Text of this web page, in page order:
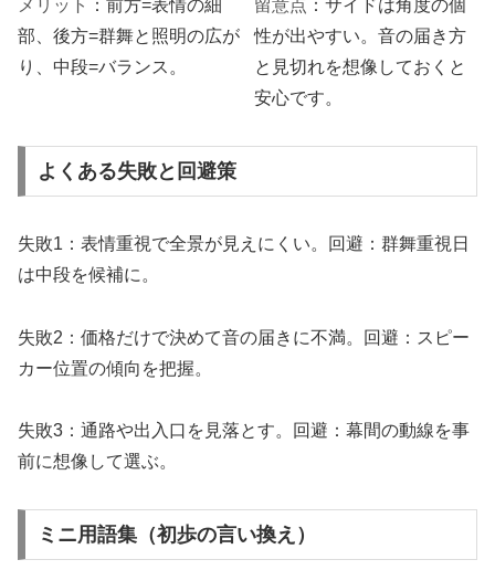
メリット
：前方=表情の細
部、後方=群舞と照明の広が
り、中段=バランス。
留意点 ：サイドは角度の個
性が出やすい。音の届き方
と見切れを想像しておくと
安心です。
よくある失敗と回避策
失敗1：表情重視で全景が見えにくい。回避：群舞重視日
は中段を候補に。
失敗2：価格だけで決めて音の届きに不満。回避：スピー
カー位置の傾向を把握。
失敗3：通路や出入口を見落とす。回避：幕間の動線を事
前に想像して選ぶ。
ミニ用語集（初歩の言い換え）